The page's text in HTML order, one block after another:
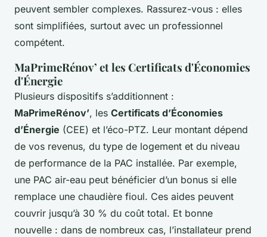
peuvent sembler complexes. Rassurez-vous : elles
sont simplifiées, surtout avec un professionnel
compétent.
MaPrimeRénov’ et les Certificats d'Économies
d'Énergie
Plusieurs dispositifs s’additionnent :
MaPrimeRénov’, les Certificats d’Économies
d’Énergie (CEE) et l’éco-PTZ. Leur montant dépend
de vos revenus, du type de logement et du niveau
de performance de la PAC installée. Par exemple,
une PAC air-eau peut bénéficier d’un bonus si elle
remplace une chaudière fioul. Ces aides peuvent
couvrir jusqu’à 30 % du coût total. Et bonne
nouvelle : dans de nombreux cas, l’installateur prend